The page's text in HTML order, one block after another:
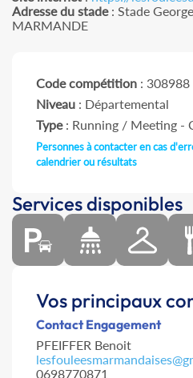
Adresse du stade: Stade
MARMANDE
Code compétition : 308988
Niveau : Départemental
Type: Running / Meeting -
Personnes à contacter en cas
calendrier ou résultats
Services disponibles
Vos principaux
Contact Engagement
PFEIFFER Benoit
0698770871